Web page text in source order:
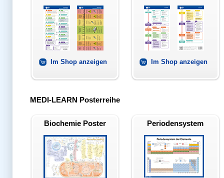
Im Shop anzeigen Im Shop anzeigen
MEDI-LEARN Posterreihe
Biochemie Poster Periodensystem